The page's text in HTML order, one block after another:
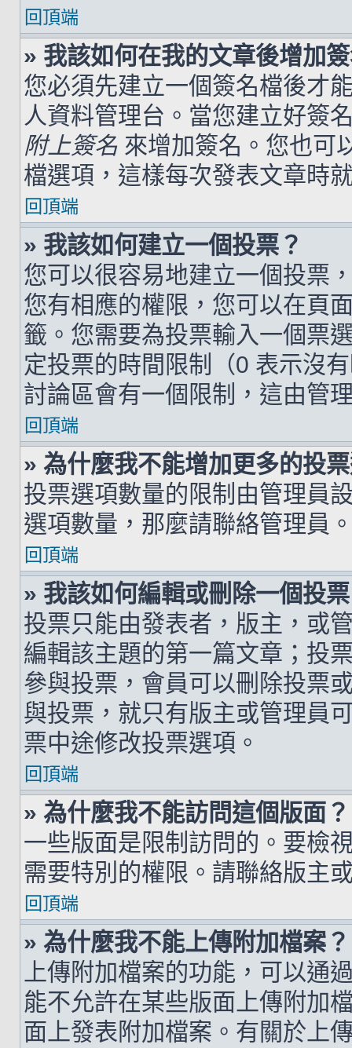
回頂端
» 我該如何在我的文章後增加
您必須先建立一個簽名檔後才
人資料管理台。當您建立好簽
附上簽名 來增加簽名。您也可
檔選項，這樣每次發表文章時
回頂端
» 我該如何建立一個投票？
您可以很容易地建立一個投票
您有相應的權限，您可以在頁
籤。您需要為投票輸入一個票
定投票的時間限制（0 表示沒
討論區會有一個限制，這由管
回頂端
» 為什麼我不能增加更多的投
投票選項數量的限制由管理員
選項數量，那麼請聯絡管理員
回頂端
» 我該如何編輯或刪除一個投
投票只能由發表者，版主，或
編輯該主題的第一篇文章；投
參與投票，會員可以刪除投票
與投票，就只有版主或管理員
票中途修改投票選項。
回頂端
» 為什麼我不能訪問這個版面？
一些版面是限制訪問的。要檢
需要特別的權限。請聯絡版主
回頂端
» 為什麼我不能上傳附加檔案？
上傳附加檔案的功能，可以通
能不允許在某些版面上傳附加
面上發表附加檔案。有關於上